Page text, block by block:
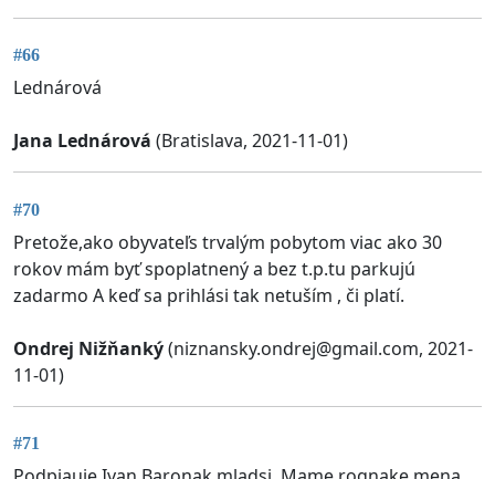
#66
Lednárová
Jana Lednárová (Bratislava, 2021-11-01)
#70
Pretože,ako obyvateľs trvalým pobytom viac ako 30
rokov mám byť spoplatnený a bez t.p.tu parkujú
zadarmo A keď sa prihlási tak netuším , či platí.
Ondrej Nižňanký(niznansky.ondrej@gmail.com, 2021-
11-01)
#71